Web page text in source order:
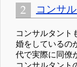
コンサ
コンサルタント
婚をしているの
代で実際に同僚
コンサルタント